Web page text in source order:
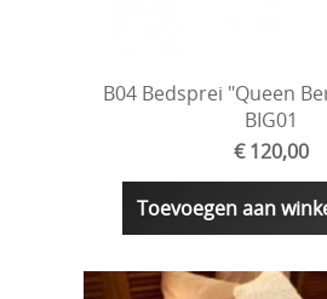
B04 Bedsprei "Queen
BIG01
€ 120,00
Toevoegen aan